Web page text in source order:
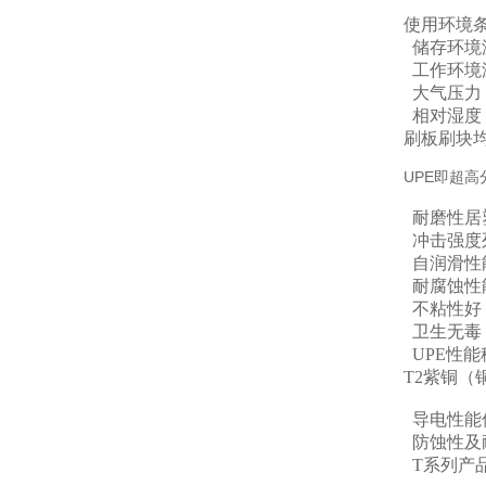
使用环境
储存环
工作环
大气压力
相对湿度
刷板刷块
UPE即超高
耐磨性
冲击强
自润滑
耐腐蚀
不粘性好
卫生无毒
UPE性
T2紫铜（
导电性
防蚀性
T系列产